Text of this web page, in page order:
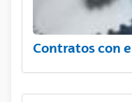
Contratos con